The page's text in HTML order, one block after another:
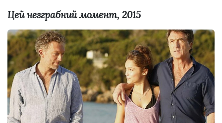
Цей незграбний момент, 2015